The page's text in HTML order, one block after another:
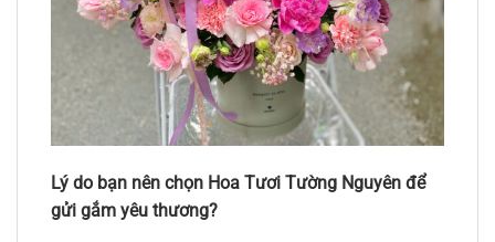
Lý do bạn nên chọn Hoa Tươi Tường Nguyên để
gửi gắm yêu thương?